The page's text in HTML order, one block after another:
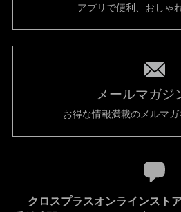
アプリで便利、おしゃ
メールマガジ
お得な情報満載のメルマガ
クロスプラスオンラインスト